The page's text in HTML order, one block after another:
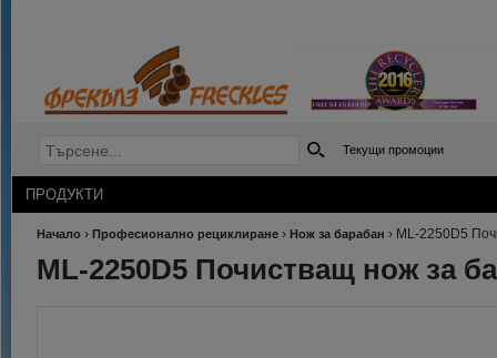
Текущи промоции
ПРОДУКТИ
Начало › Професионално рециклиране › Нож за барабан › ML-2250D5
ML-2250D5 Почистващ нож за